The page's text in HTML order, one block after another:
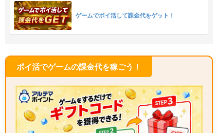
ゲームでポイ活して課金代をゲット！
ポイ活でゲームの課金代を稼ごう！